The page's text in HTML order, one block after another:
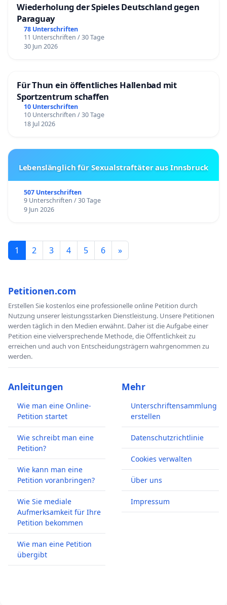
Wiederholung der Spieles Deutschland gegen
Paraguay
78 Unterschriften
11 Unterschriften / 30 Tage
30 Jun 2026
Für Thun ein öffentliches Hallenbad mit
Sportzentrum schaffen
10 Unterschriften
10 Unterschriften / 30 Tage
18 Jul 2026
Lebenslänglich für Sexualstraftäter aus Innsbruck
507 Unterschriften
9 Unterschriften / 30 Tage
9 Jun 2026
1 2 3 4 5 6 »
Petitionen.com
Erstellen Sie kostenlos eine professionelle online Petition durch
Nutzung unserer leistungsstarken Dienstleistung. Unsere Petitionen
werden täglich in den Medien erwähnt. Daher ist die Aufgabe einer
Petition eine vielversprechende Methode, die Öffentlichkeit zu
erreichen und auch von Entscheidungsträgern wahrgenommen zu
werden.
Anleitungen
Wie man eine Online-
Petition startet
Wie schreibt man eine
Petition?
Wie kann man eine
Petition voranbringen?
Wie Sie mediale
Aufmerksamkeit für Ihre
Petition bekommen
Wie man eine Petition
übergibt
Mehr
Unterschriftensammlung
erstellen
Datenschutzrichtlinie
Cookies verwalten
Über uns
Impressum